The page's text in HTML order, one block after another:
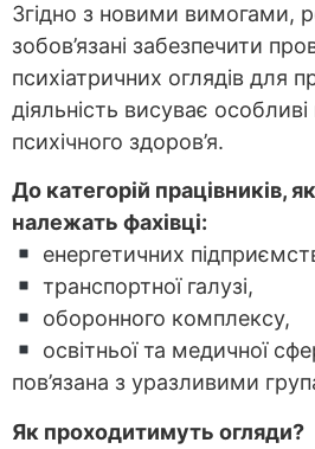
Згідно з новими вимогами,
зобов’язані забезпечити
психіатричних оглядів для
діяльність висуває
психічного здоров’я.
До категорій працівників,
належать фахівці:
енергетичних
транспортної галузі,
оборонного комплексу,
освітньої та медичної
пов’язана з уразливими
Як проходитимуть огляди?